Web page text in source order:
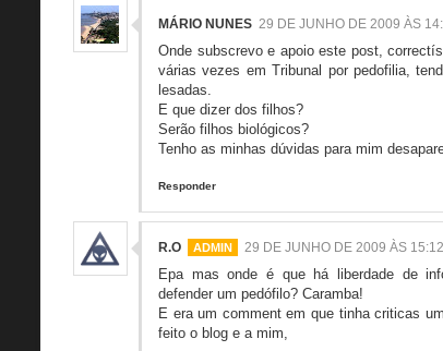
MÁRIO NUNES 29 DE JUNHO DE 2009 ÀS
Onde subscrevo e apoio este post,
várias vezes em Tribunal por pedofilia,
lesadas.
E que dizer dos filhos?
Serão filhos biológicos?
Tenho as minhas dúvidas para mim
Responder
R.O 29 DE JUNHO DE 2009 ÀS 15:12
Epa mas onde é que há liberdade de
defender um pedófilo? Caramba!
E era um comment em que tinha criticas
feito o blog e a mim,